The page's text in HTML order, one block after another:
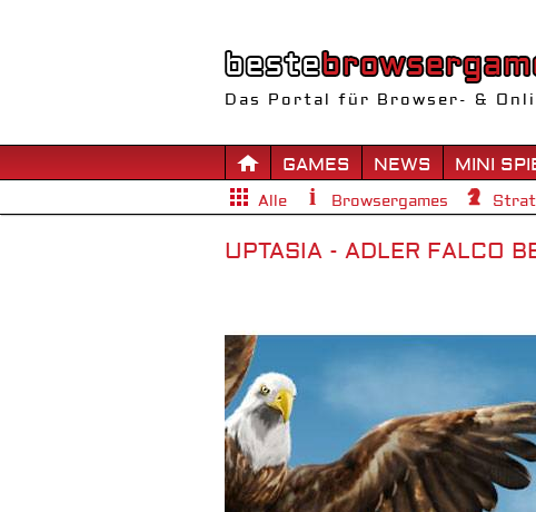
Das Portal für Browser- &
GAMES NEWS MINI
Alle Browsergames
UPTASIA - ADLER FALCO